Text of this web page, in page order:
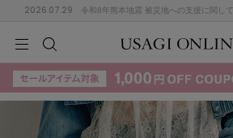
2026.07.29 令和8年熊本地震 被災地への支援に関して
検索
KIDSBABYBEAUTYLIFE STYLE
(715)
KIDSBABYBEAUTYLIFE STYLE